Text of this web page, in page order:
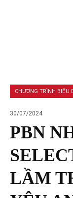
CHƯƠNG TRÌNH BIỂU
30/07/2024
PBN
LẦM